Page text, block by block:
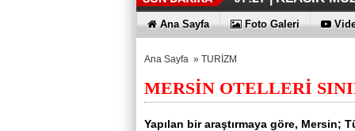
07:17 |
07:12 |ERKEN
06:33 |KAYIP
06:28 |EN İYİLER
06:23 |KOÇ GİBİ
06:17 |DÖRT
06:13 |
Ana Sayfa Foto Galeri
Ana Sayfa » TURİZM
MERSİN OTELLERİ
Yapılan bir araştırmaya göre, Mersin;